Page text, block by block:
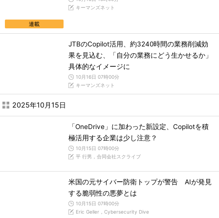
連載
キーマンズネット
JTBのCopilot活用、約3240時間の業務削減効
果を見込む、「自分の業務にどう生かせるか」
具体的なイメージに
10月16日 07時00分
キーマンズネット
2025年10月15日
「OneDrive」に加わった新設定、Copilotを積
極活用する企業は少し注意？
10月15日 07時00分
平 行男，合同会社スクライブ
米国の元サイバー防衛トップが警告 AIが発見
する脆弱性の悪夢とは
10月15日 07時00分
Eric Geller，Cybersecurity Dive